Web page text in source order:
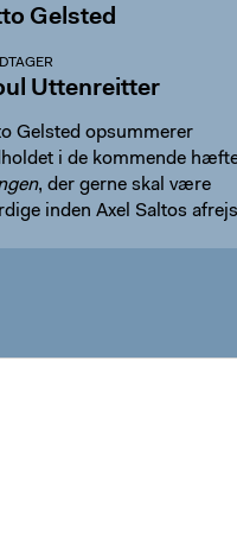
Gelsted
Uttenreitter
Gelsted opsummerer
i de kommende
, der gerne skal være
inden Axel Saltos